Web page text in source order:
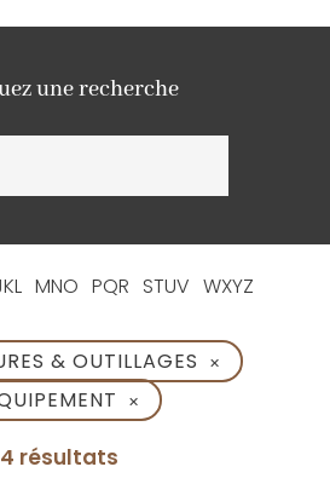
une recherche
MNO PQR STUV WXYZ
& OUTILLAGES ✕
✕
4 résultats